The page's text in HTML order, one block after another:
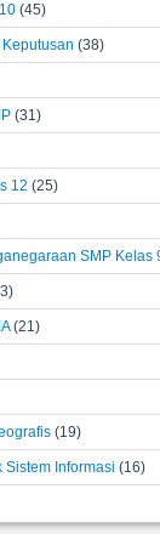
(45)
(38)
(31)
12 (25)
SMP Kelas
(21)
(19)
Sistem Informasi (16)